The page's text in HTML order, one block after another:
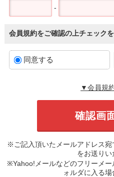
-
会員規約をご確認の上チェック
同意する
▼会員規
※ご記入頂いたメールアドレス
をお送りい
※Yahoo!メールなどのフリーメ
ォルダに入る場